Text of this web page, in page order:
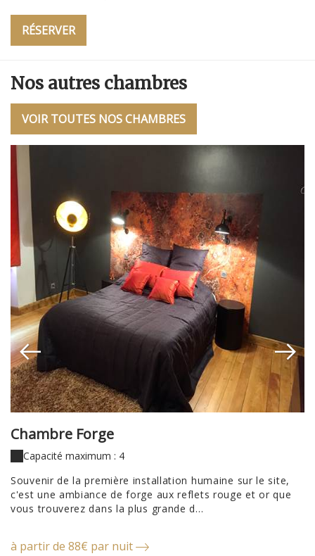
RÉSERVER
Nos autres chambres
VOIR TOUTES NOS CHAMBRES
Chambre Forge
Capacité maximum : 4
Souvenir de la première installation humaine sur le site,
c'est une ambiance de forge aux reflets rouge et or que
vous trouverez dans la plus grande d...
à partir de 88€ par nuit